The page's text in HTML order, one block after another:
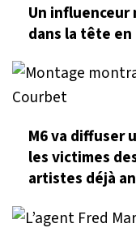
Un influenceur
dans la tête
M6 va diffuser
les victimes
artistes déjà